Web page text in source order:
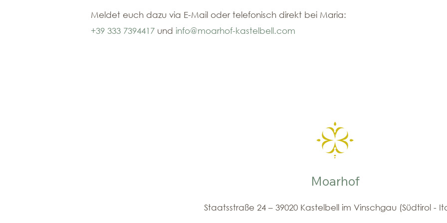
Meldet euch dazu via E-Mail oder telefonisch direkt bei Maria:
+39 333 7394417 und info@moarhof-kastelbell.com
Moarhof
Staatsstraße 24 – 39020 Kastelbell im Vinschgau (Südtirol -